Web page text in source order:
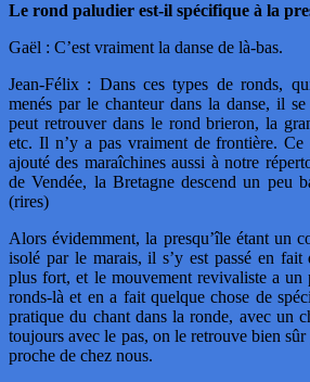
Le rond paludier est-il spécifique à la
Gaël : C’est vraiment la danse de là-bas.
Jean-Félix : Dans ces types de ronds,
menés par le chanteur dans la danse, il se
peut retrouver dans le rond brieron, la
etc. Il n’y a pas vraiment de frontière.
ajouté des maraîchines aussi à notre
de Vendée, la Bretagne descend un peu
(rires)
Alors évidemment, la presqu’île étant un
isolé par le marais, il s’y est passé en fait
plus fort, et le mouvement revivaliste a un
ronds-là et en a fait quelque chose de
pratique du chant dans la ronde, avec un
toujours avec le pas, on le retrouve bien
proche de chez nous.